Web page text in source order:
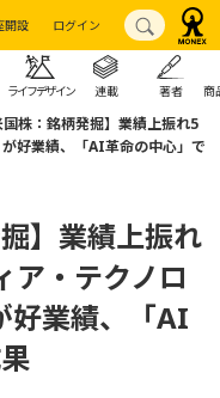
開設 ログイン
ライフデザイン 連載 著者 商
国株：銘柄発掘】業績上振れ5
好業績、「AI革命の中心」で
】業績上振れ
ア・テクノロ
好業績、「AI